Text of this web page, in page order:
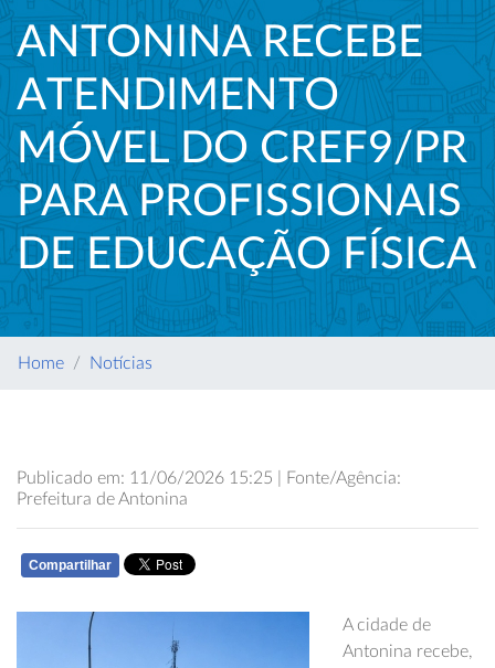
ANTONINA RECEBE
ATENDIMENTO
MÓVEL DO CREF9/PR
PARA PROFISSIONAIS
DE EDUCAÇÃO FÍSICA
Home Notícias
Publicado em: 11/06/2026 15:25 | Fonte/Agência:
Prefeitura de Antonina
Compartilhar
A cidade de
Antonina recebe,